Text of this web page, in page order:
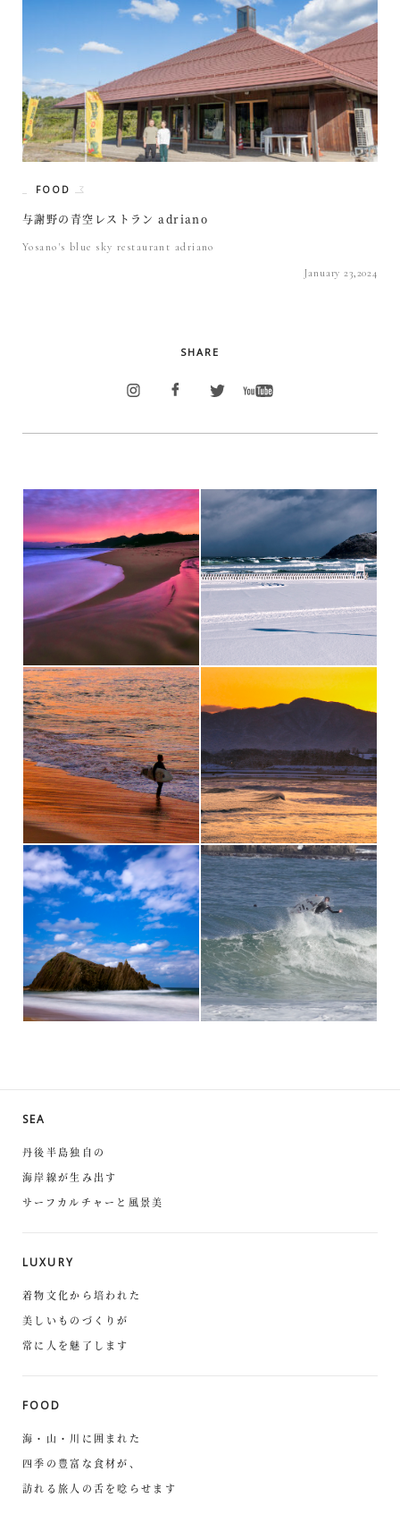
FOOD
与謝野の青空レストラン adriano
Yosano's blue sky restaurant adriano
January 23,2024
SHARE
SEA
丹後半島独自の
海岸線が生み出す
サーフカルチャーと風景美
LUXURY
着物文化から培われた
美しいものづくりが
常に人を魅了します
FOOD
海・山・川に囲まれた
四季の豊富な食材が、
訪れる旅人の舌を唸らせます